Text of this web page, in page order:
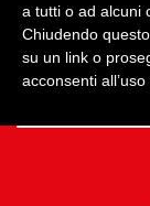
a tutti o ad alcuni
Chiudendo
su un link o
acconsenti all’uso